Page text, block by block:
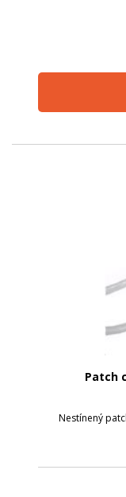
Patch
Nestínený